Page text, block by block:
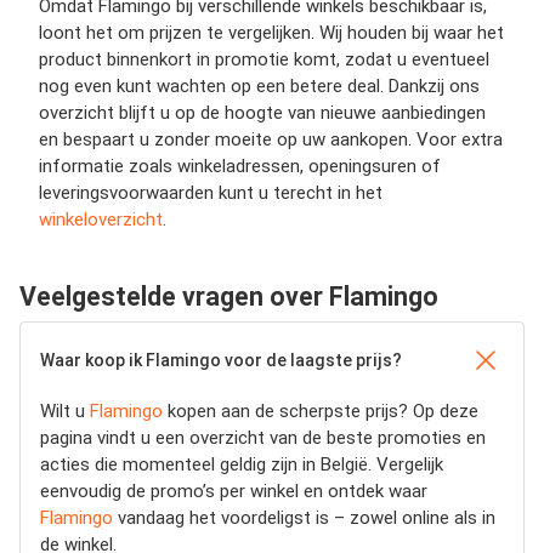
Omdat Flamingo bij verschillende winkels beschikbaar is,
loont het om prijzen te vergelijken. Wij houden bij waar het
product binnenkort in promotie komt, zodat u eventueel
nog even kunt wachten op een betere deal. Dankzij ons
overzicht blijft u op de hoogte van nieuwe aanbiedingen
en bespaart u zonder moeite op uw aankopen. Voor extra
informatie zoals winkeladressen, openingsuren of
leveringsvoorwaarden kunt u terecht in het
winkeloverzicht.
Veelgestelde vragen over Flamingo
Waar koop ik Flamingo voor de laagste prijs?
Wilt u Flamingo kopen aan de scherpste prijs? Op deze
pagina vindt u een overzicht van de beste promoties en
acties die momenteel geldig zijn in België. Vergelijk
eenvoudig de promo’s per winkel en ontdek waar
Flamingo vandaag het voordeligst is – zowel online als in
de winkel.